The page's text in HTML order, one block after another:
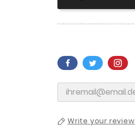
Write your review